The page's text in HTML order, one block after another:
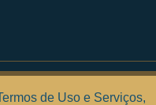
Solucionando
de Uso e Serviços,